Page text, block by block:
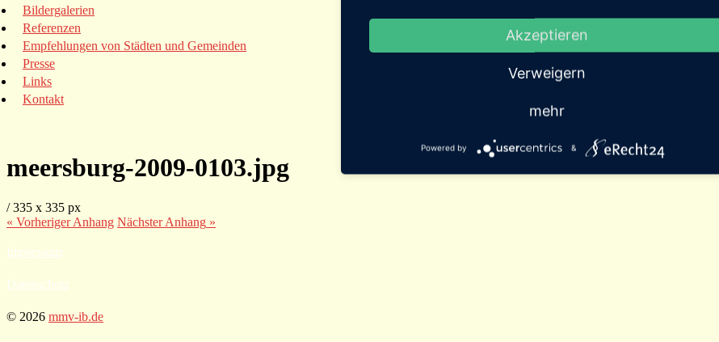
Bildergalerien
Referenzen
Empfehlungen von Städten und Gemeinden
Presse
Links
Kontakt
meersburg-2009-0103.jpg
/335 x 335 px
« VorherigerAnhang NächsterAnhang »
Impressum
Datenschutz
© 2026 mmv-ib.de
Akzeptieren
Verweigern
mehr
Powered by &